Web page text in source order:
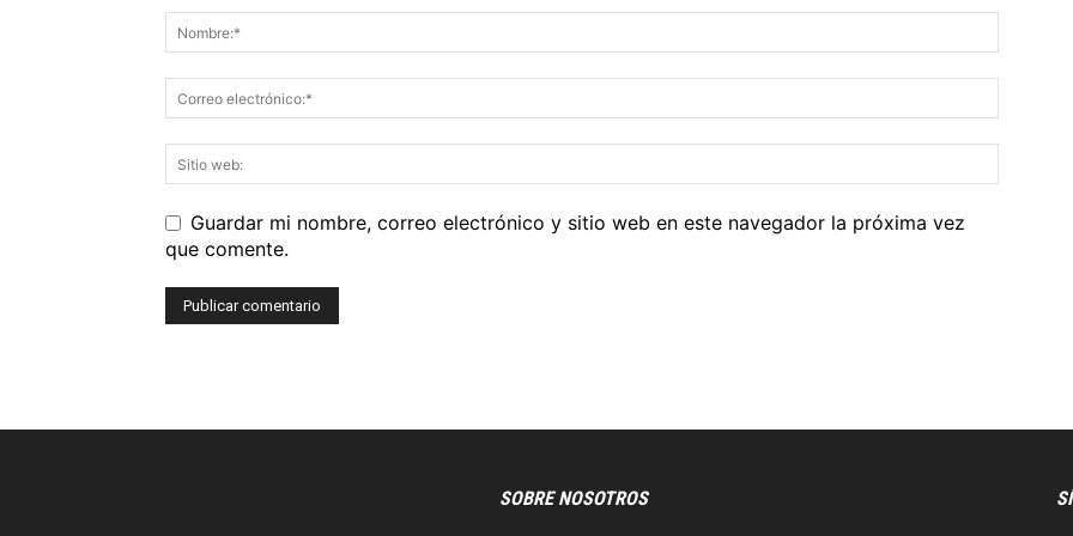
Guardar mi nombre, correo electrónico y sitio web en este navegador la próxima vez
que comente.
SOBRE NOSOTROS